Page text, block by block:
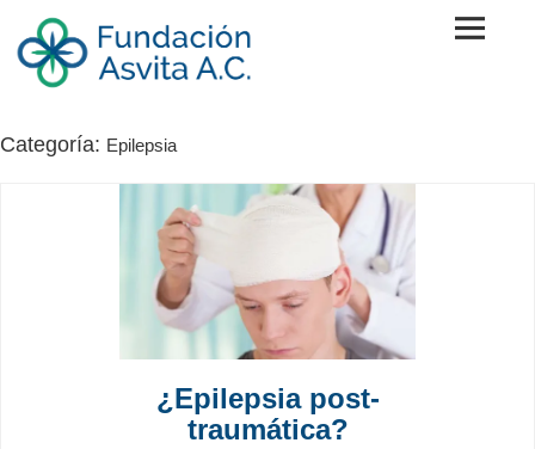
content
Categoría: Epilepsia
¿Epilepsia post-
traumática?